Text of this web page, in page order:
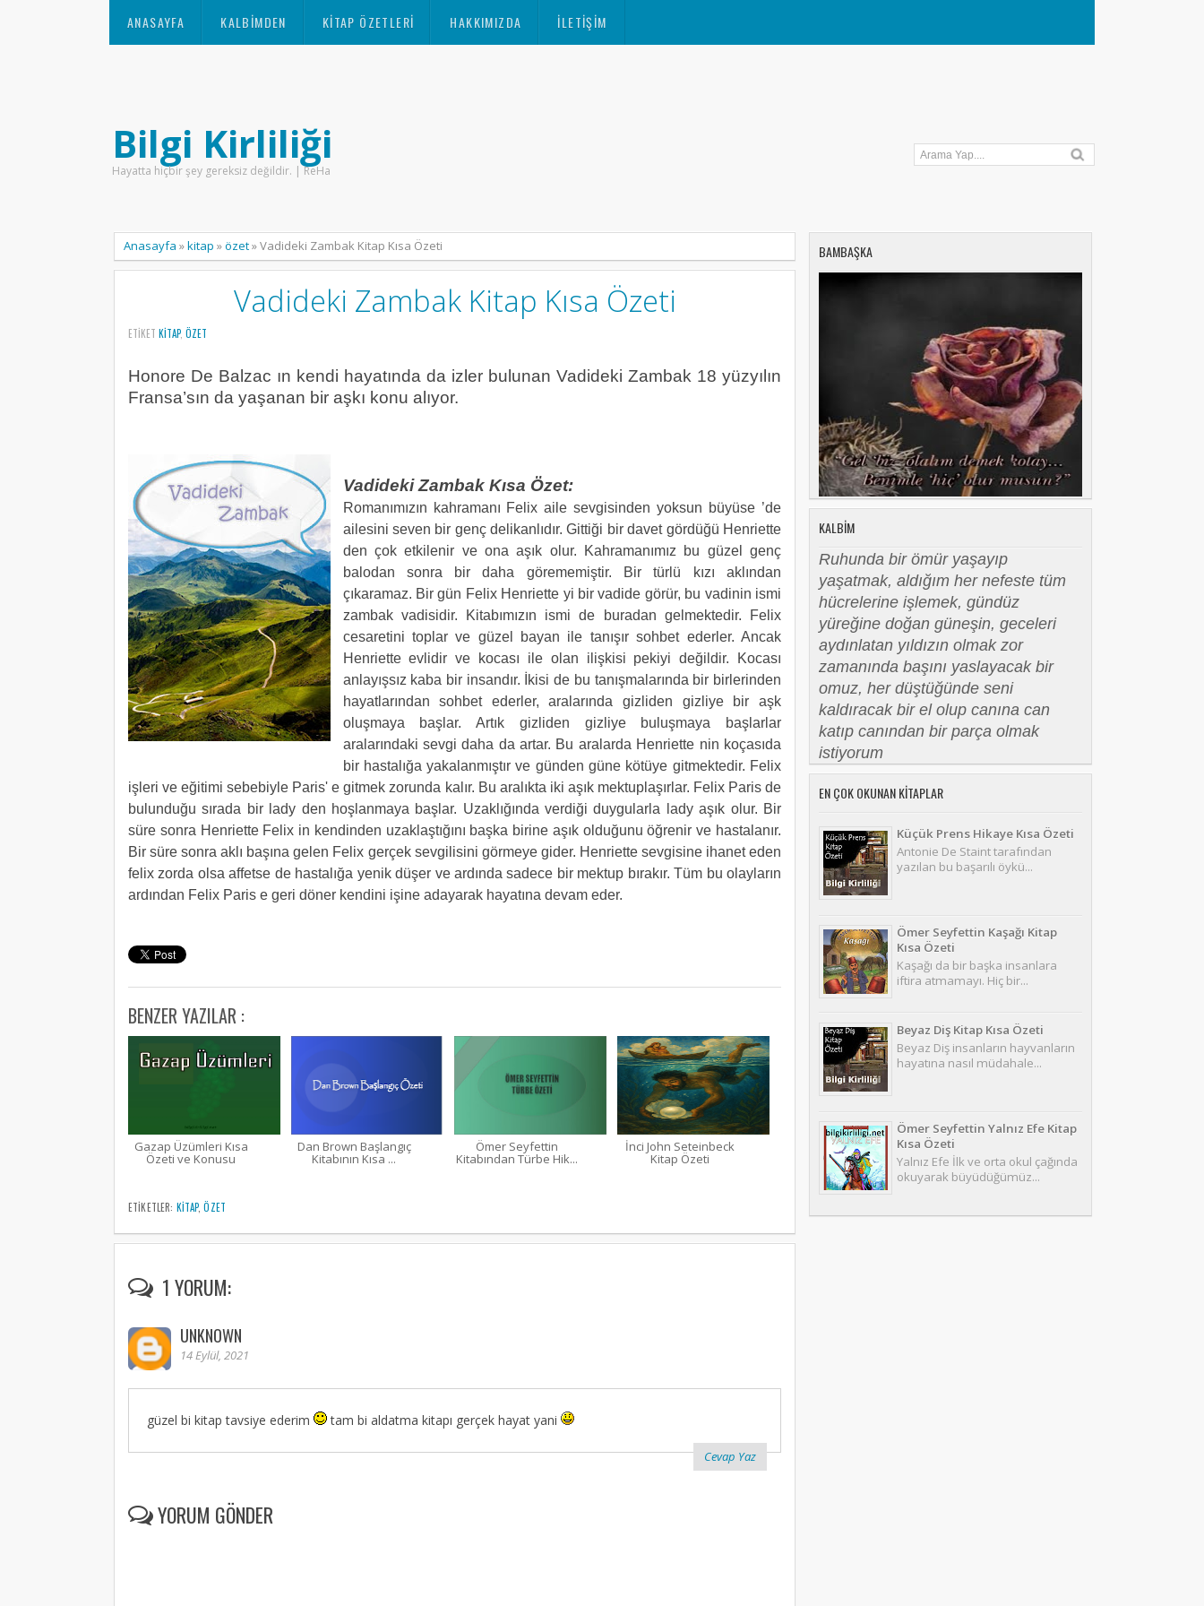
ANASAYFA KALBIMDEN KITAP ÖZETLERI HAKKIMIZDA İLETIŞIM
Bilgi Kirliliği
Hayatta hiçbir şey gereksiz değildir. | ReHa
Anasayfa »kitap »özet»Vadideki Zambak Kitap Kısa Özeti
Vadideki Zambak Kitap Kısa Özeti
ETIKET KITAP, ÖZET
Honore De Balzac ın kendi hayatında da izler bulunan Vadideki Zambak 18 yüzyılın
Fransa’sın da yaşanan bir aşkı konu alıyor.
Vadideki Zambak Kısa Özet:
Romanımızın kahramanı Felix aile sevgisinden yoksun büyüse ’de
ailesini seven bir genç delikanlıdır. Gittiği bir davet gördüğü Henriette
den çok etkilenir ve ona aşık olur. Kahramanımız bu güzel genç
balodan sonra bir daha görememiştir. Bir türlü kızı aklından
çıkaramaz. Bir gün Felix Henriette yi bir vadide görür, bu vadinin ismi
zambak vadisidir. Kitabımızın ismi de buradan gelmektedir. Felix
cesaretini toplar ve güzel bayan ile tanışır sohbet ederler. Ancak
Henriette evlidir ve kocası ile olan ilişkisi pekiyi değildir. Kocası
anlayışsız kaba bir insandır. İkisi de bu tanışmalarında bir birlerinden
hayatlarından sohbet ederler, aralarında gizliden gizliye bir aşk
oluşmaya başlar. Artık gizliden gizliye buluşmaya başlarlar
aralarındaki sevgi daha da artar. Bu aralarda Henriette nin koçasıda
bir hastalığa yakalanmıştır ve günden güne kötüye gitmektedir. Felix
işleri ve eğitimi sebebiyle Paris' e gitmek zorunda kalır. Bu aralıkta iki aşık mektuplaşırlar. Felix Paris de
bulunduğu sırada bir lady den hoşlanmaya başlar. Uzaklığında verdiği duygularla lady aşık olur. Bir
süre sonra Henriette Felix in kendinden uzaklaştığını başka birine aşık olduğunu öğrenir ve hastalanır.
Bir süre sonra aklı başına gelen Felix gerçek sevgilisini görmeye gider. Henriette sevgisine ihanet eden
felix zorda olsa affetse de hastalığa yenik düşer ve ardında sadece bir mektup bırakır. Tüm bu olayların
ardından Felix Paris e geri döner kendini işine adayarak hayatına devam eder.
BENZER YAZILAR :
Gazap Üzümleri Kısa
Özeti ve Konusu
Dan Brown Başlangıç
Kitabının Kısa ...
Ömer Seyfettin
Kitabından Türbe Hik...
İnci John Seteinbeck
Kitap Özeti
ETIKETLER: KITAP,ÖZET
1 YORUM:
UNKNOWN
14 Eylül, 2021
güzel bi kitap tavsiye ederim tam bi aldatma kitapı gerçek hayat yani
Cevap Yaz
YORUM GÖNDER
BAMBAŞKA
KALBIM
Ruhunda bir ömür yaşayıp
yaşatmak, aldığım her nefeste tüm
hücrelerine işlemek, gündüz
yüreğine doğan güneşin, geceleri
aydınlatan yıldızın olmak zor
zamanında başını yaslayacak bir
omuz, her düştüğünde seni
kaldıracak bir el olup canına can
katıp canından bir parça olmak
istiyorum
EN ÇOK OKUNAN KITAPLAR
Küçük Prens Hikaye Kısa Özeti
Antonie De Staint tarafından
yazılan bu başarılı öykü...
Ömer Seyfettin Kaşağı Kitap
Kısa Özeti
Kaşağı da bir başka insanlara
iftira atmamayı. Hiç bir...
Beyaz Diş Kitap Kısa Özeti
Beyaz Diş insanların hayvanların
hayatına nasıl müdahale...
Ömer Seyfettin Yalnız Efe Kitap
Kısa Özeti
Yalnız Efe İlk ve orta okul çağında
okuyarak büyüdüğümüz...